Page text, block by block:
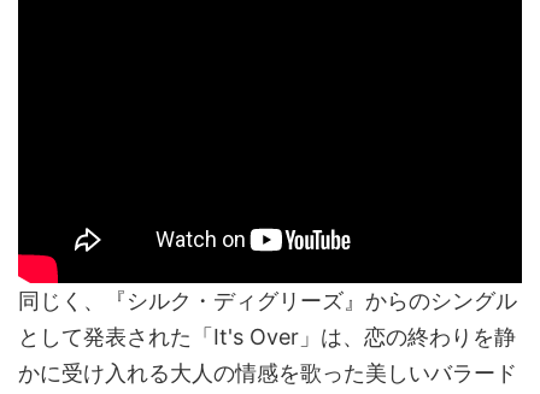
同じく、『シルク・ディグリーズ』からのシングル
として発表された「It's Over」は、恋の終わりを静
かに受け入れる大人の情感を歌った美しいバラード